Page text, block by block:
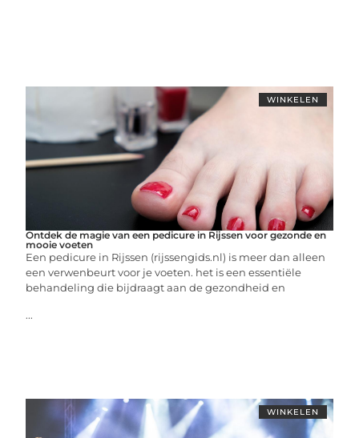
WINKELEN
Ontdek de magie van een pedicure in Rijssen voor gezonde en
mooie voeten
Een pedicure in Rijssen (rijssengids.nl) is meer dan alleen
een verwenbeurt voor je voeten. het is een essentiële
behandeling die bijdraagt aan de gezondheid en
...
WINKELEN